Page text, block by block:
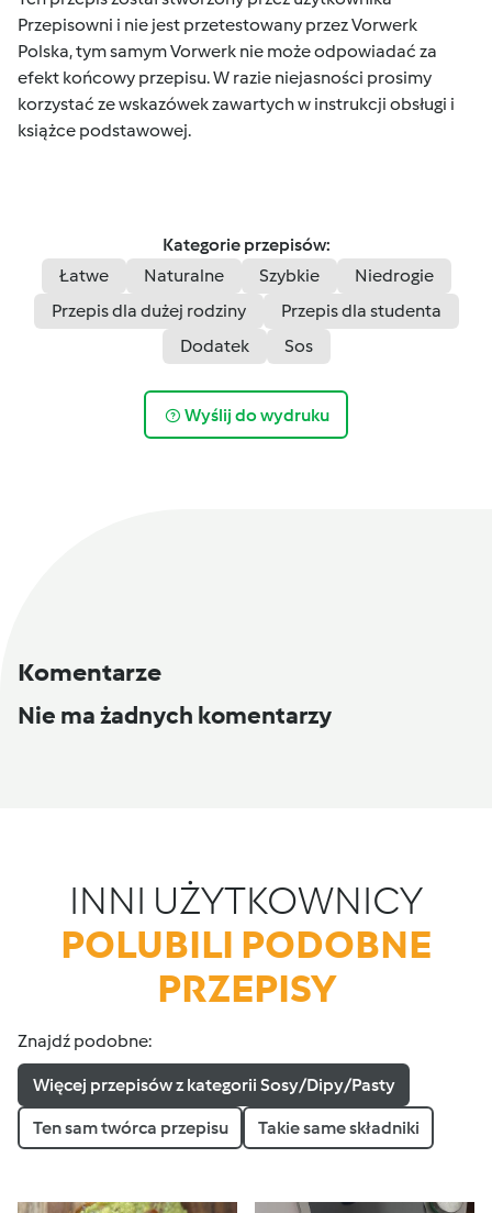
Przepisowni i nie jest przetestowany przez Vorwerk
Polska, tym samym Vorwerk nie może odpowiadać za
efekt końcowy przepisu. W razie niejasności prosimy
korzystać ze wskazówek zawartych w instrukcji obsługi i
książce podstawowej.
Kategorie przepisów:
Łatwe
Naturalne Szybkie
Niedrogie
Przepis dla dużej rodziny
Przepis dla studenta
Dodatek
Sos
Wyślij do wydruku
Komentarze
Nie ma żadnych komentarzy
INNI UŻYTKOWNICY
POLUBILI PODOBNE
PRZEPISY
Znajdź podobne:
Więcej przepisów z kategorii Sosy/Dipy/Pasty
Ten sam twórca przepisu Takie same składniki